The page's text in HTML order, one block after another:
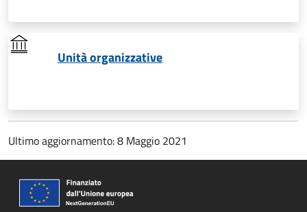
Unità organizzative
Ultimo aggiornamento: 8 Maggio 2021